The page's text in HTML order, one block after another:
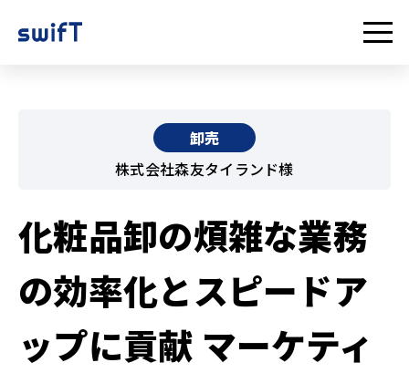
卸売
株式会社森友タイランド様
化粧品卸の煩雑な業務
の効率化とスピードア
ップに貢献 マーケティ